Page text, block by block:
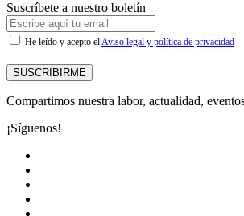
Suscríbete a nuestro boletín
He leído y acepto elAviso legal y política de privacidad
SUSCRIBIRME
Compartimos nuestra labor, actualidad,
¡Síguenos!